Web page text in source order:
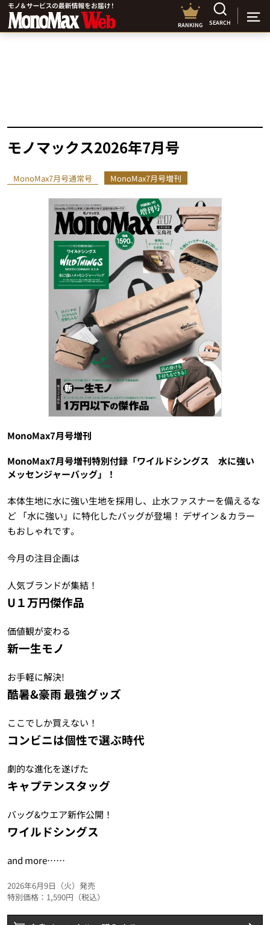
RANKING SEARCH
モノマックス2026年7月号
MonoMax7月号通常号 MonoMax7月号増刊
MonoMax7月号増刊
MonoMax7月号増刊特別付録「ワイルドシングス 水に強い
メッセンジャーバッグ」！
本体生地に水に強い生地を採用し、止水ファスナーを備えるな
ど 「水に強い」に特化したバッグが登場！ デザイン＆カラー
もおしゃれです。
今月の注目企画は
人気ブランドが集結！
U１万円傑作品
価値観が変わる
新一生モノ
お手軽に解決!
酷暑&豪雨 最強グッズ
ここでしか買えない！
コンビニは個性で選ぶ時代
劇的な進化を遂げた
キャプテンスタッグ
バッグ&ウエア新作公開！
ワイルドシングス
and more……
2026年6月9日（火）発売
特別価格：1,590円（税込）